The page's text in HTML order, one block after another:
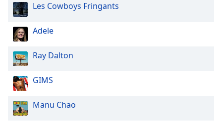
Reset
Done
Close
Dialog
End
dialog
window.
Les Cowboys Fringants
Adele
Ray Dalton
GIMS
Manu Chao